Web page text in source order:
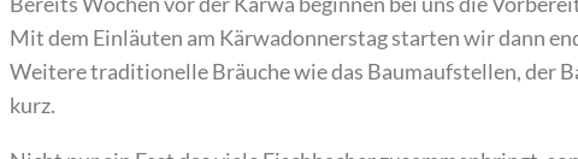
Mit dem Einläuten am Kärwadonnerstag starten wir dann
Weitere traditionelle Bräuche wie das Baumaufstellen, der
kurz.